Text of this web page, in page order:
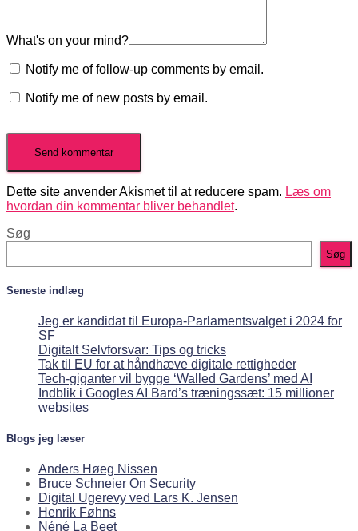
What's on your mind?
Notify me of follow-up comments by email.
Notify me of new posts by email.
Dette site anvender Akismet til at reducere spam. Læs om
hvordan din kommentar bliver behandlet.
Søg
Søg
Seneste indlæg
Jeg er kandidat til Europa-Parlamentsvalget i 2024 for
SF
Digitalt Selvforsvar: Tips og tricks
Tak til EU for at håndhæve digitale rettigheder
Tech-giganter vil bygge ‘Walled Gardens’ med AI
Indblik i Googles AI Bard’s træningssæt: 15 millioner
websites
Blogs jeg læser
Anders Høeg Nissen
Bruce Schneier On Security
Digital Ugerevy ved Lars K. Jensen
Henrik Føhns
Néné La Beet